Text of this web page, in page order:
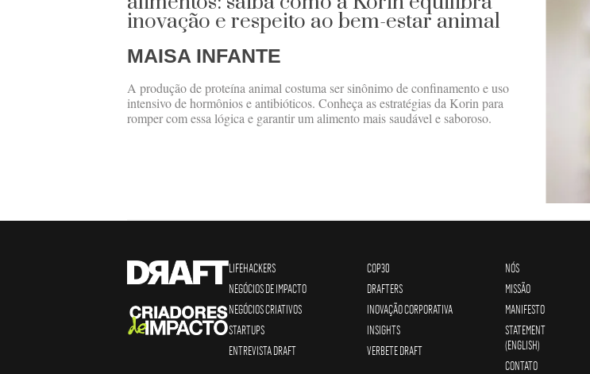
inovação e respeito ao bem-estar animal
MAISA INFANTE
A produção de proteína animal costuma ser sinônimo de confinamento e uso
intensivo de hormônios e antibióticos. Conheça as estratégias da Korin para
romper com essa lógica e garantir um alimento mais saudável e saboroso.
LIFEHACKERS
NEGÓCIOS DE IMPACTO
NEGÓCIOS CRIATIVOS
STARTUPS
ENTREVISTA DRAFT
COP30
DRAFTERS
INOVAÇÃO CORPORATIVA
INSIGHTS
VERBETE DRAFT
NÓS
MISSÃO
MANIFESTO
STATEMENT
(ENGLISH)
CONTATO